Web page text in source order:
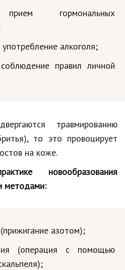
гормональных
алкоголя;
правил личной
травмированию
то это провоцирует
на коже.
новообразования
методами:
азотом);
(операция с помощью